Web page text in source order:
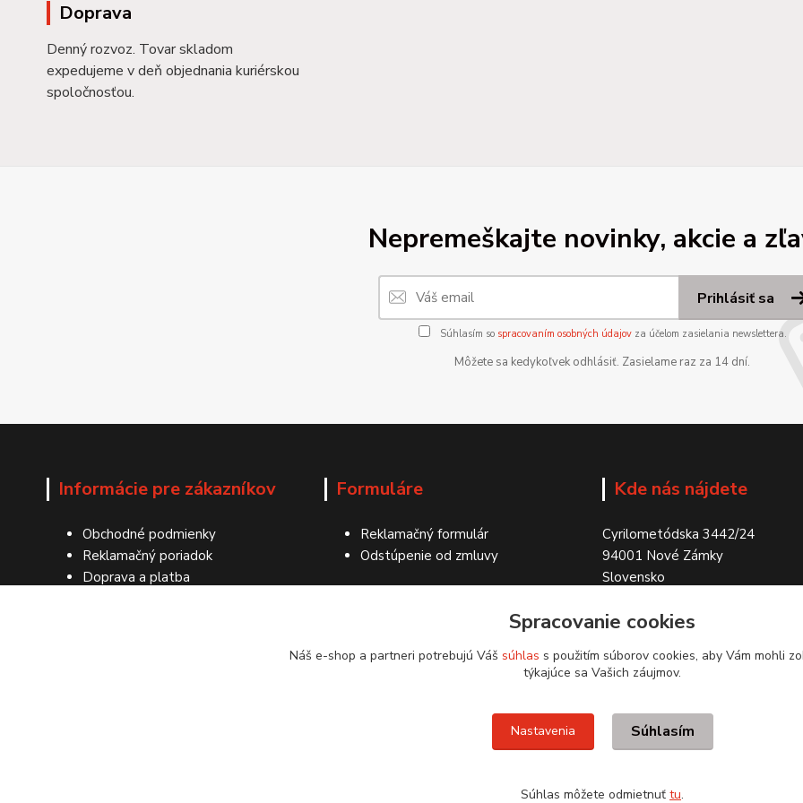
Doprava
Denný rozvoz. Tovar skladom
expedujeme v deň objednania kuriérskou
spoločnosťou.
Nepremeškajte novinky, akcie a
Prihlásiť sa
Súhlasím so spracovaním osobných údajovza účelom zasielania newslettera.
Môžete sa kedykoľvek odhlásiť. Zasielame raz za 14 dní.
Informácie pre zákazníkov
Obchodné podmienky
Reklamačný poriadok
Doprava a platba
Formuláre
Reklamačný formulár
Odstúpenie od zmluvy
Kde nás nájdete
Cyrilometódska 3442/24
94001 Nové Zámky
Slovensko
Spracovanie cookies
Náš e-shop a partneri potrebujú Váš súhlas s použitím súborov cookies, aby Vám mohli
týkajúce sa Vašich záujmov.
Nastavenia Súhlasím
Súhlas môžete odmietnuť tu.